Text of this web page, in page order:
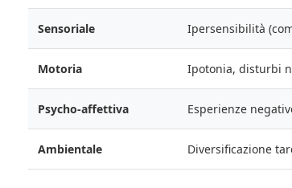
Sensoriale Ipersensibilità
Motoria Ipotonia, disturbi
Psycho-affettiva Esperienze
Ambientale Diversificazione